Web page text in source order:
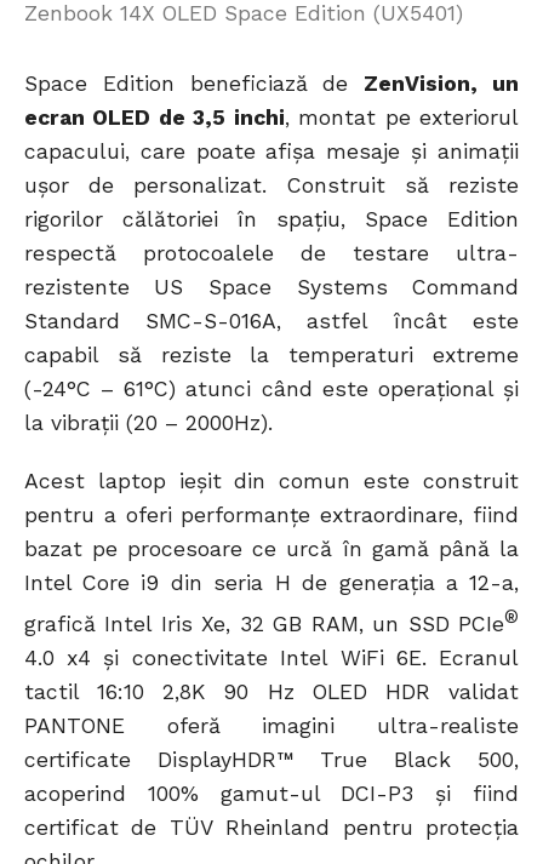
Zenbook 14X OLED Space Edition (UX5401)
Space Edition beneficiază de ZenVision, un
ecran OLED de 3,5 inchi, montat pe exteriorul
capacului, care poate afișa mesaje și animații
ușor de personalizat. Construit să reziste
rigorilor călătoriei în spațiu, Space Edition
respectă protocoalele de testare ultra-
rezistente US Space Systems Command
Standard SMC-S-016A, astfel încât este
capabil să reziste la temperaturi extreme
(-24°C – 61°C) atunci când este operațional și
la vibrații (20 – 2000Hz).
Acest laptop ieșit din comun este construit
pentru a oferi performanțe extraordinare, fiind
bazat pe procesoare ce urcă în gamă până la
Intel Core i9 din seria H de generația a 12-a,
grafică Intel Iris Xe, 32 GB RAM, un SSD PCIe®
4.0 x4 și conectivitate Intel WiFi 6E. Ecranul
tactil 16:10 2,8K 90 Hz OLED HDR validat
PANTONE oferă imagini ultra-realiste
certificate DisplayHDR™ True Black 500,
acoperind 100% gamut-ul DCI-P3 și fiind
certificat de TÜV Rheinland pentru protecția